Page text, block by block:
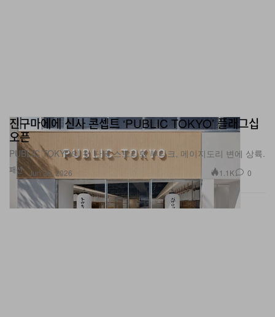
패션
진구마에에 신사 콘셉트 ‘PUBLIC TOKYO’ 플래그십
오픈
PUBLIC TOKYO의 첫 단독 스트리트 부티크, 메이지도리 변에 상륙.
Jun 26, 2026 1.1K 0